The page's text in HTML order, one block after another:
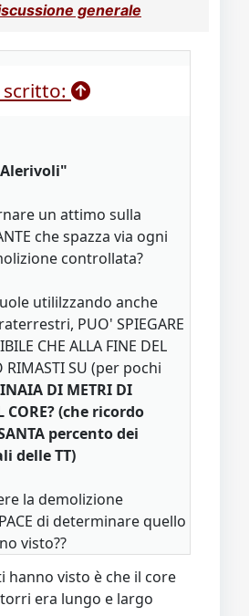
generale
un attimo sulla
che spazza via ogni
controllata?
utililzzando anche
PUO' SPIEGARE
CHE ALLA FINE DEL
RIMASTI SU (per pochi
DI METRI DI
CORE? (che ricordo
percento dei
delle TT)
la demolizione
di determinare quello
visto??
hanno visto è che il core
era lungo e largo